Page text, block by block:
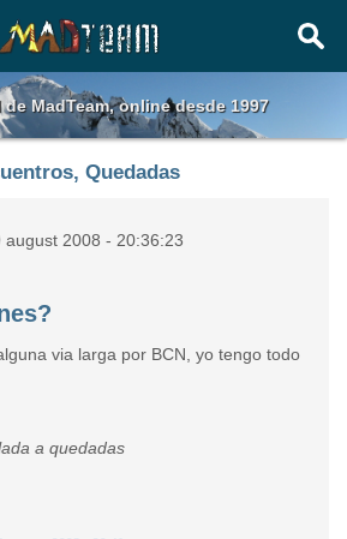
MadTeam, online desde 1997
Quedadas
august 2008 - 20:36:23
via larga por BCN, yo tengo todo
a quedadas